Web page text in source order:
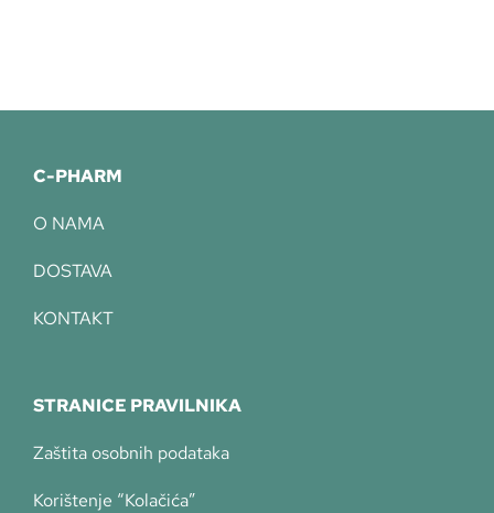
C-PHARM
O NAMA
DOSTAVA
KONTAKT
STRANICE PRAVILNIKA
Zaštita osobnih podataka
Korištenje “Kolačića”